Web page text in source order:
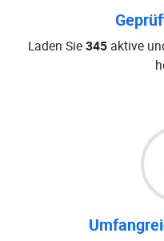
Laden Sie345 aktive